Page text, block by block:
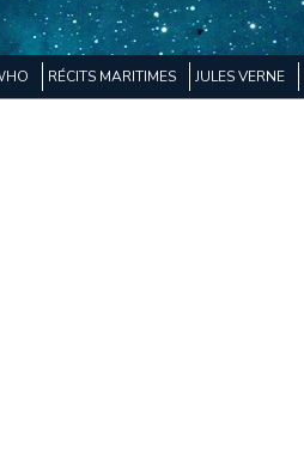
RÉCITS MARITIMES JULES VERNE